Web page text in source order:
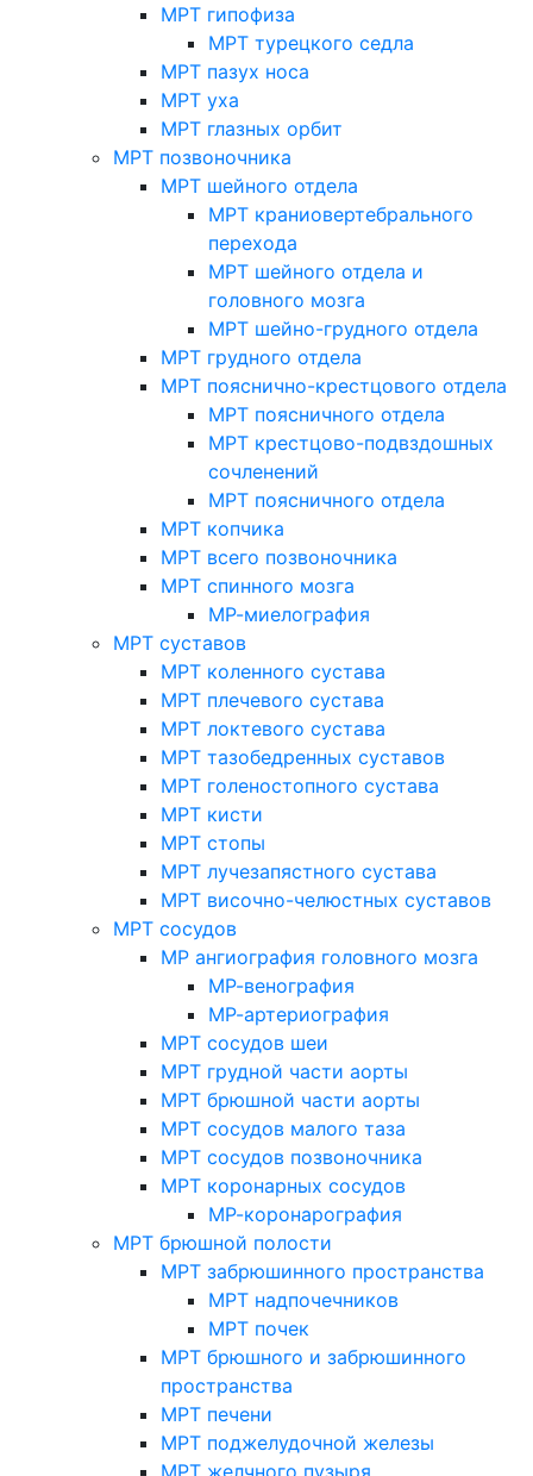
МРТ гипофиза
МРТ турецкого седла
МРТ пазух носа
МРТ уха
МРТ глазных орбит
МРТ позвоночника
МРТ шейного отдела
МРТ краниовертебрального
перехода
МРТ шейного отдела и
головного мозга
МРТ шейно-грудного отдела
МРТ грудного отдела
МРТ пояснично-крестцового отдела
МРТ поясничного отдела
МРТ крестцово-подвздошных
сочленений
МРТ поясничного отдела
МРТ копчика
МРТ всего позвоночника
МРТ спинного мозга
МР-миелография
МРТ суставов
МРТ коленного сустава
МРТ плечевого сустава
МРТ локтевого сустава
МРТ тазобедренных суставов
МРТ голеностопного сустава
МРТ кисти
МРТ стопы
МРТ лучезапястного сустава
МРТ височно-челюстных суставов
МРТ сосудов
МР ангиография головного мозга
МР-венография
МР-артериография
МРТ сосудов шеи
МРТ грудной части аорты
МРТ брюшной части аорты
МРТ сосудов малого таза
МРТ сосудов позвоночника
МРТ коронарных сосудов
МР-коронарография
МРТ брюшной полости
МРТ забрюшинного пространства
МРТ надпочечников
МРТ почек
МРТ брюшного и забрюшинного
пространства
МРТ печени
МРТ поджелудочной железы
МРТ желчного пузыря